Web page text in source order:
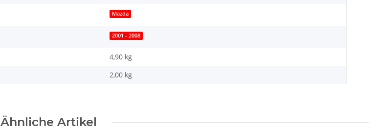
Mazda
2001 - 2008
4,90 kg
2,00 kg
Ähnliche Artikel